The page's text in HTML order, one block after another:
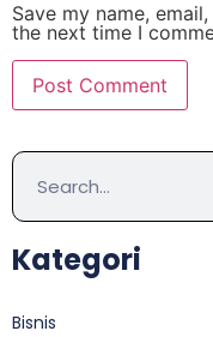
Save my name,
the next time I
Kategori
Bisnis